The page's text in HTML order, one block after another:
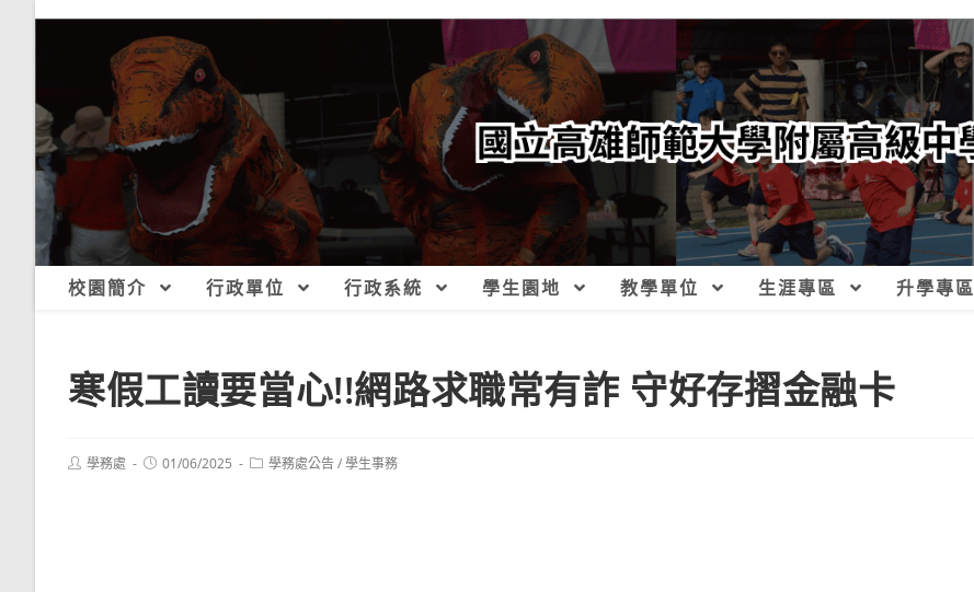
校園簡介 行政單位 行政系統 學生園地 教學單位 生涯專區 升學專區
寒假工讀要當心!!網路求職常有詐 守好存摺金融卡
Post學務處
Post01/06/2025
Post學務處公告/學生事務